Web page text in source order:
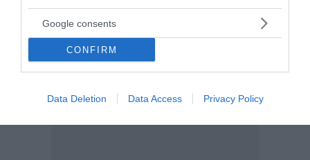
Google consents
CONFIRM
Data Deletion Data Access Privacy Policy
5 HD | WRC Φινλανδία SS2 09:45: COSMOTE SPORT 5
HD | WRC Φι...
Media